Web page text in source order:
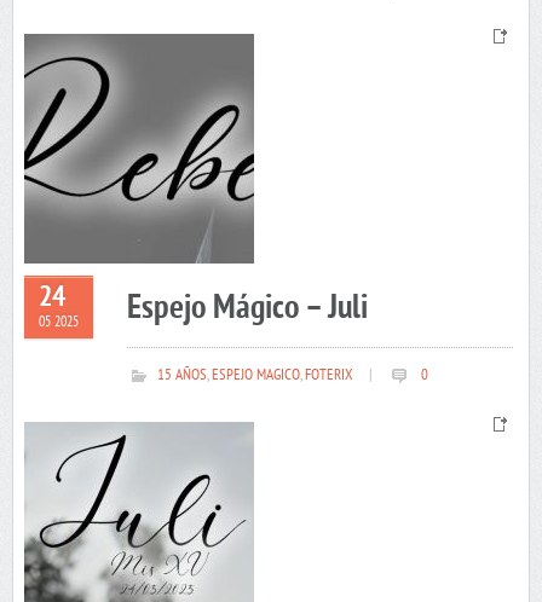
24
05 2025 Espejo Mágico – Juli
15 AÑOS,ESPEJO MAGICO,FOTERIX 0